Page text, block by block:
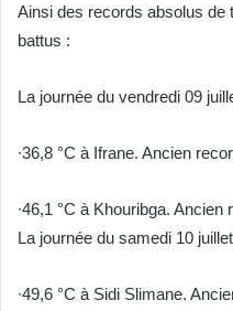
Ainsi des records absolus de
battus :
La journée du vendredi 09
∙36,8 °C à Ifrane. Ancien
∙46,1 °C à Khouribga.
La journée du samedi 10
∙49,6 °C à Sidi Slimane.